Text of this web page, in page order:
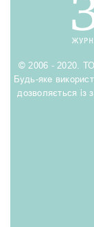
© 2006 - 2020.
Будь-яке
дозволяється із